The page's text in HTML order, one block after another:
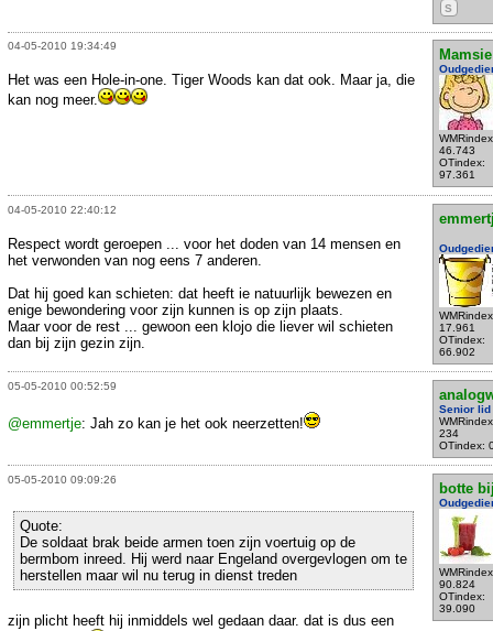
S
04-05-2010 19:34:49
Mamsie
46.743
OTindex:
97.361
Het was een Hole-in-one. Tiger Woods kan dat ook. Maar ja, die
kan nog meer.
04-05-2010 22:40:12
17.961
OTindex:
66.902
Respect wordt geroepen ... voor het doden van 14 mensen en
het verwonden van nog eens 7 anderen.
Dat hij goed kan schieten: dat heeft ie natuurlijk bewezen en
enige bewondering voor zijn kunnen is op zijn plaats.
Maar voor de rest ... gewoon een klojo die liever wil schieten
dan bij zijn gezin zijn.
05-05-2010 00:52:59
Senior lid
234
OTindex:
@emmertje: Jah zo kan je het ook neerzetten!
05-05-2010 09:09:26
botte
90.824
OTindex:
39.090
Quote:
De soldaat brak beide armen toen zijn voertuig op de
bermbom inreed. Hij werd naar Engeland overgevlogen om te
herstellen maar wil nu terug in dienst treden
zijn plicht heeft hij inmiddels wel gedaan daar. dat is dus een